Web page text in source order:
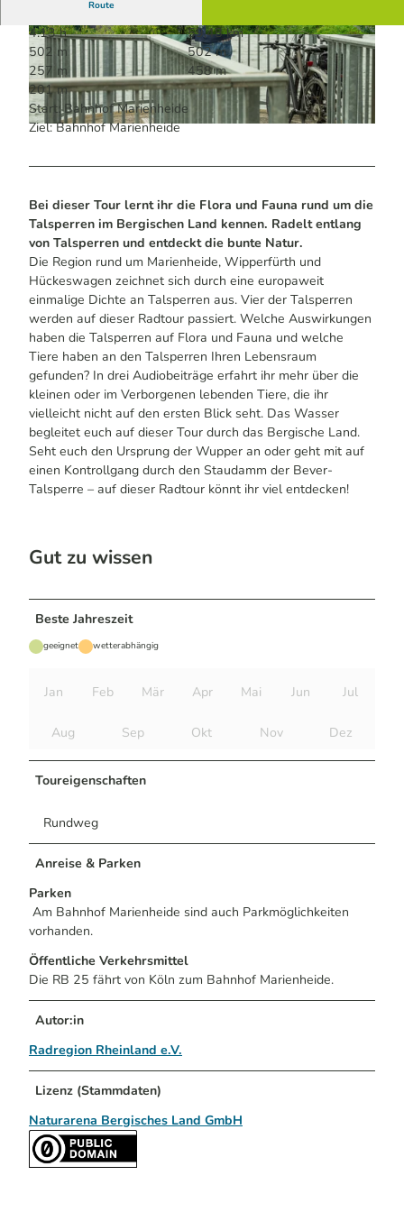
© Paul Meixner, Radregion Rheinland e.V. |
© Paul Meixner, Radregion Rheinland e.V. |
CC-BY-SA
© Paul Meixner, Radregion Rheinland e.V. |
CC-BY-SA
Route
4:13 h
59,48 km
502 m
502 m
257 m
458 m
201 m
Start: Bahnhof Marienheide
Ziel: Bahnhof Marienheide
Bei dieser Tour lernt ihr die Flora und Fauna rund um die
Talsperren im Bergischen Land kennen. Radelt entlang
von Talsperren und entdeckt die bunte Natur.
Die Region rund um Marienheide, Wipperfürth und
Hückeswagen zeichnet sich durch eine europaweit
einmalige Dichte an Talsperren aus. Vier der Talsperren
werden auf dieser Radtour passiert. Welche Auswirkungen
haben die Talsperren auf Flora und Fauna und welche
Tiere haben an den Talsperren Ihren Lebensraum
gefunden? In drei Audiobeiträge erfahrt ihr mehr über die
kleinen oder im Verborgenen lebenden Tiere, die ihr
vielleicht nicht auf den ersten Blick seht. Das Wasser
begleitet euch auf dieser Tour durch das Bergische Land.
Seht euch den Ursprung der Wupper an oder geht mit auf
einen Kontrollgang durch den Staudamm der Bever-
Talsperre – auf dieser Radtour könnt ihr viel entdecken!
Gut zu wissen
Beste Jahreszeit
geeignet wetterabhängig
Jan Feb Mär Apr Mai Jun Jul
Aug Sep Okt Nov Dez
Toureigenschaften
Rundweg
Anreise & Parken
Parken
Am Bahnhof Marienheide sind auch Parkmöglichkeiten
vorhanden.
Öffentliche Verkehrsmittel
Die RB 25 fährt von Köln zum Bahnhof Marienheide.
Autor:in
Radregion Rheinland e.V.
Lizenz (Stammdaten)
Naturarena Bergisches Land GmbH